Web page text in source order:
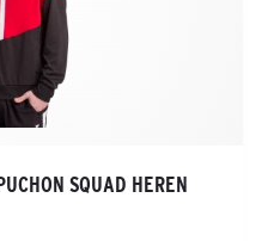
SQUAD HEREN